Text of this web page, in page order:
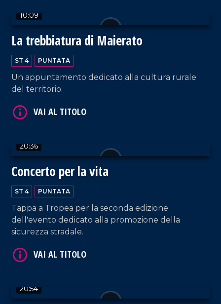
10:09
La trebbiatura di Maierato
ST 4 PUNTATA
Un appuntamento dedicato alla cultura rurale
del territorio.
20:36
Concerto per la vita
ST 4 PUNTATA
Tappa a Tropea per la seconda edizione
dell'evento dedicato alla promozione della
sicurezza stradale.
20:54
VAI AL TITOLO